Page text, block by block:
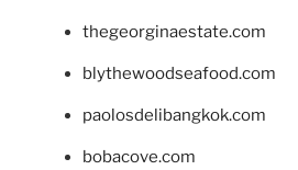
thegeorginaestate.com
blythewoodseafood.com
paolosdelibangkok.com
bobacove.com